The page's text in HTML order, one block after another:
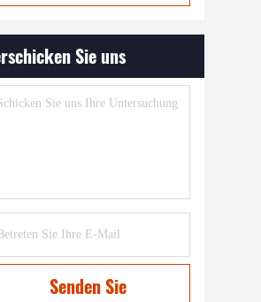
Sie uns
Senden Sie